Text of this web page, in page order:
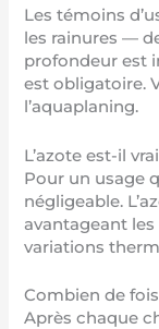
Les témoins
les rainures —
profondeur est
est obligatoire.
l’aquaplaning.
L’azote est-il
Pour un usage
négligeable.
avantageant
variations
Combien de
Après chaque